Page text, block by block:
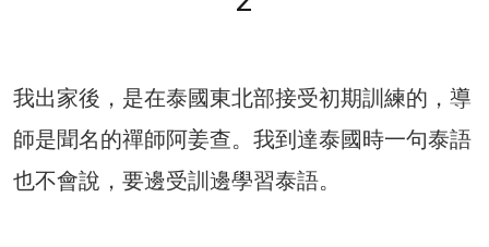
我出家後，是在泰國東北部接受初期訓練的，導
師是聞名的禪師阿姜查。我到達泰國時一句泰語
也不會說，要邊受訓邊學習泰語。